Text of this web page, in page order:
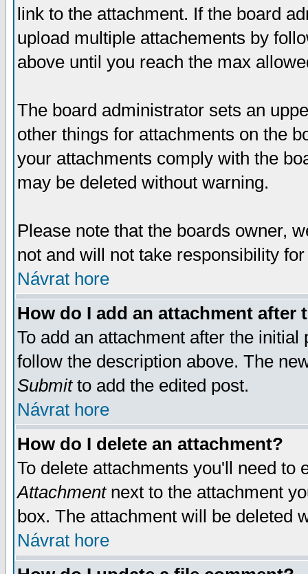
link to the attachment. If the board
upload multiple attachements by
above until you reach the max
The board administrator sets an
other things for attachments on the
your attachments comply with the
may be deleted without warning.
Please note that the boards owner,
not and will not take responsibility
Návrat hore
How do I add an attachment after
To add an attachment after the
follow the description above. The
Submitto add the edited post.
Návrat hore
How do I delete an attachment?
To delete attachments you'll need
Attachmentnext to the attachment
box. The attachment will be deleted
Návrat hore